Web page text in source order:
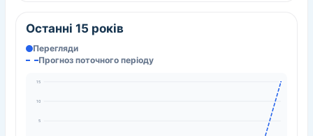
Останні 15 років
Перегляди
Прогноз поточного періоду
15
10
5